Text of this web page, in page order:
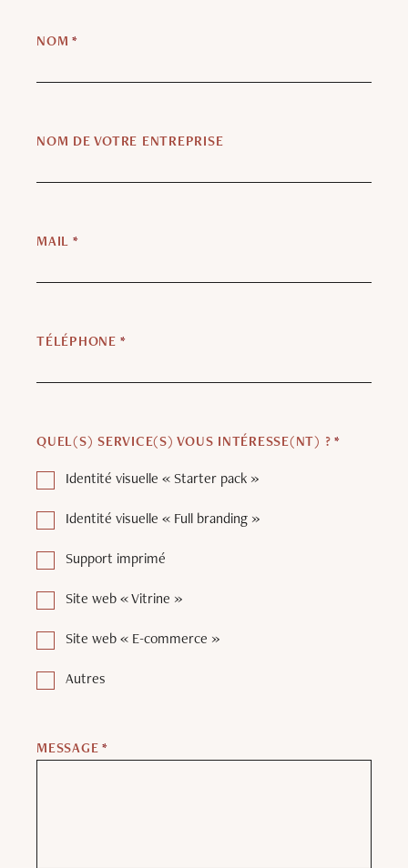
NOM *
NOM DE VOTRE ENTREPRISE
MAIL *
TÉLÉPHONE *
QUEL(S) SERVICE(S) VOUS INTÉRESSE(NT) ? *
Identité visuelle « Starter pack »
Identité visuelle « Full branding »
Support imprimé
Site web « Vitrine »
Site web « E-commerce »
Autres
MESSAGE *